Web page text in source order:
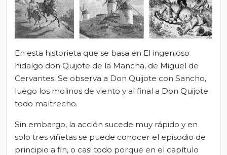
En esta historieta que se basa en El ingenioso
hidalgo don Quijote de la Mancha, de Miguel de
Cervantes. Se observa a Don Quijote con Sancho,
luego los molinos de viento y al final a Don Quijote
todo maltrecho.
Sin embargo, la acción sucede muy rápido y en
solo tres viñetas se puede conocer el episodio de
principio a fin, o casi todo porque en el capítulo